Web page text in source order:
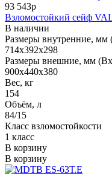
93 543р
Взломостойкий сейф
В наличии
Размеры внутренние,
714x392x298
Размеры внешние, мм
900x440x380
Вес, кг
154
Объём, л
84/15
Класс взломостойкости
1 класс
В корзину
В корзину